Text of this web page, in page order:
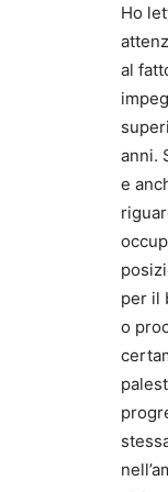
Ho
al
anni.
e
per il
o